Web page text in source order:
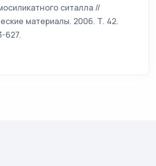
ситалла //
материалы. 2006. Т. 42.
627.